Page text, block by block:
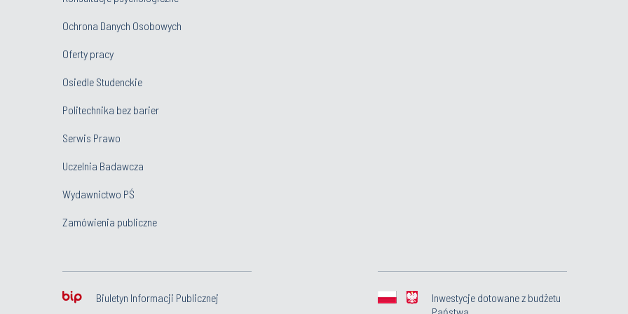
Ochrona Danych Osobowych
Oferty pracy
Osiedle Studenckie
Politechnika bez barier
Serwis Prawo
Uczelnia Badawcza
Wydawnictwo PŚ
Zamówienia publiczne
Biuletyn Informacji Publicznej
Inwestycje dotowane z budżetu